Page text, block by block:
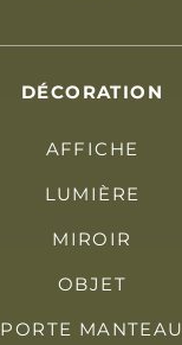
DÉCORATION
AFFICHE
LUMIÈRE
MIROIR
OBJET
PORTE MANTEAU